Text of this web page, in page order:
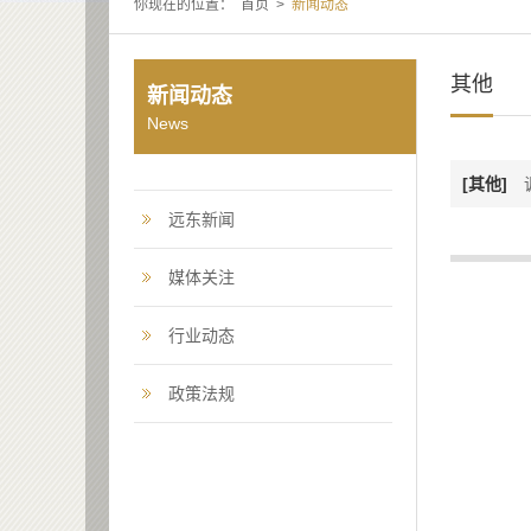
你现在的位置： 首页 > 新闻动态
新闻动态
News
远东新闻
媒体关注
行业动态
政策法规
其他
[其他]